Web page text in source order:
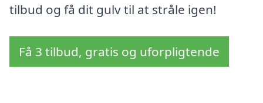
tilbud og få dit gulv til at stråle igen!
Få 3 tilbud, gratis og uforpligtende